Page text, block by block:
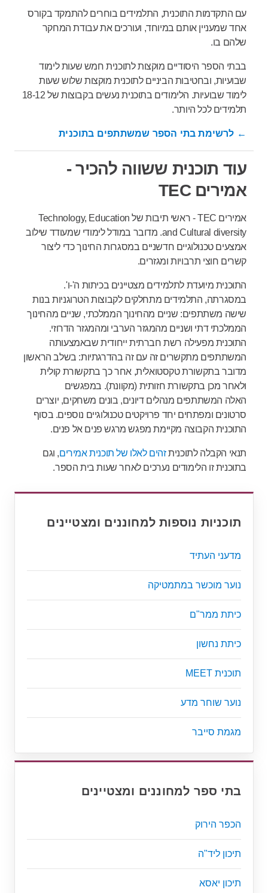
עם התקדמות התוכנית, התלמידים בוחרים להתמקד בקורס
אחד שמעניין אותם במיוחד, ועורכים את עבודת המחקר
שלהם בו.
בבתי הספר היסודיים מוקצות לתוכנית חמש שעות לימוד
שבועיות, ובחטיבות הביניים לתוכנית מוקצות שלוש שעות
לימוד שבועיות. הלימודים בתוכנית נעשים בקבוצות של 18-12
תלמידים לכל היותר.
← לרשימת בתי הספר שמשתתפים בתוכנית
עוד תוכנית ששווה להכיר -
אמירים TEC
אמירים TEC - ראשי תיבות של Technology, Education
and Cultural diversity. מדובר במודל לימודי שמעודד שילוב
אמצעים טכנולוגיים חדשניים במסגרות החינוך כדי ליצור
קשרים חוצי תרבויות ומגזרים.
התוכנית מיועדת לתלמידים מצטיינים בכיתות ה'-ו'.
במסגרתה, התלמידים מתחלקים לקבוצות הטרוגניות בנות
שישה משתתפים: שניים מהחינוך הממלכתי, שניים מהחינוך
הממלכתי דתי ושניים מהמגזר הערבי ומהמגזר הדרוזי.
התוכנית מפעילה רשת חברתית ייחודית שבאמצעותה
המשתתפים מתקשרים זה עם זה בהדרגתיות: בשלב הראשון
מדובר בתקשורת טקסטואלית, אחר כך בתקשורת קולית
ולאחר מכן בתקשורת חזותית (מקוונת). במפגשים
האלה המשתתפים מנהלים דיונים, בונים משחקים, יוצרים
סרטונים ומפתחים יחד פרויקטים טכנולוגיים נוספים. בסוף
התוכנית הקבוצה מקיימת מפגש מרגש פנים אל פנים.
תנאי הקבלה לתוכניתזהים לאלו של תוכנית אמירים, וגם
בתוכנית זו הלימודים נערכים לאחר שעות בית הספר.
תוכניות נוספות למחוננים ומצטיינים
מדעני העתיד
נוער מוכשר במתמטיקה
כיתת ממר"ם
כיתת נחשון
תוכנית MEET
נוער שוחר מדע
מגמת סייבר
בתי ספר למחוננים ומצטיינים
הכפר הירוק
תיכון ליד"ה
תיכון יאסא